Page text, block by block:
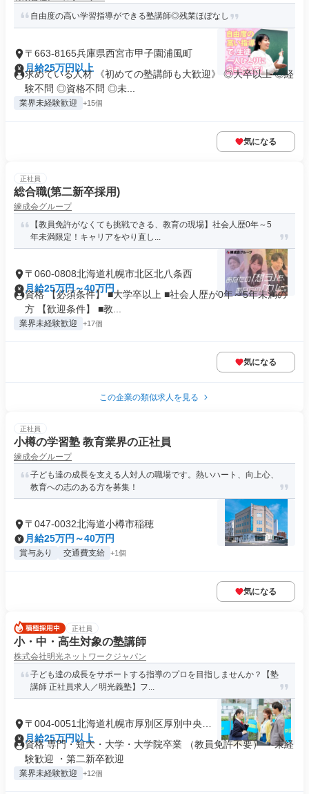
自由度の高い学習指導ができる塾講師◎残業ほぼなし
〒663-8165兵庫県西宮市甲子園浦風町
月給25万円以上
求めている人材 《初めての塾講師も大歓迎》 ◎大卒以上 ◎経
験不問 ◎資格不問 ◎未...
業界未経験歓迎 +15個
気になる
正社員
総合職(第二新卒採用)
練成会グループ
【教員免許がなくても挑戦できる、教育の現場】社会人歴0年～5
年未満限定！キャリアをやり直し...
〒060-0808北海道札幌市北区北八条西
月給25万円～40万円
資格 【必須条件】 ■大学卒以上 ■社会人歴が0年～5年未満の
方 【歓迎条件】 ■教...
業界未経験歓迎 +17個
気になる
この企業の類似求人を見る
正社員
小樽の学習塾 教育業界の正社員
練成会グループ
子ども達の成長を支える人対人の職場です。熱いハート、向上心、
教育への志のある方を募集！
〒047-0032北海道小樽市稲穂
月給25万円～40万円
賞与あり 交通費支給 +1個
気になる
正社員
小・中・高生対象の塾講師
株式会社明光ネットワークジャパン
子ども達の成長をサポートする指導のプロを目指しませんか？【塾
講師 正社員求人／明光義塾】フ...
〒004-0051北海道札幌市厚別区厚別中央一
条
月給25万円以上
資格 専門・短大・大学・大学院卒業 （教員免許不要） ・未経
験歓迎 ・第二新卒歓迎
業界未経験歓迎 +12個